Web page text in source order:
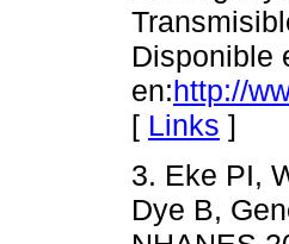
Disponible
en:http://
[ Links ]
3. Eke PI,
Dye B,